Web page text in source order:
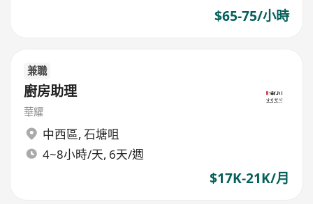
$65-75/小時
兼職
廚房助理
華耀
中西區, 石塘咀
4~8小時/天, 6天/週
$17K-21K/月